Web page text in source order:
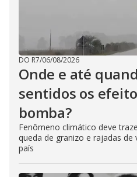
DO R7/06/08/2026
Onde e até
sentidos os
bomba?
Fenômeno climático deve
queda de granizo e rajadas
país